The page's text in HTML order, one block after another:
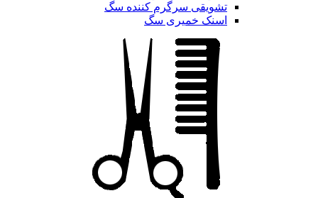
تشویقی سرگرم کننده سگ
اسنک خمیری سگ